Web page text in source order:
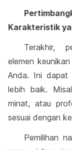
Karakteristik
Terakhir,
elemen
Anda. Ini dapat
lebih baik.
minat, atau
sesuai dengan
Pemilihan